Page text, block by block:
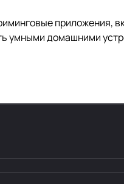
приложения,
умными домашними